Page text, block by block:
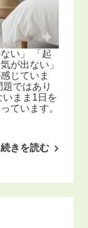
い」 「起
が出ない」
じていま
ではあり
いまま1日を
ています。
続きを読む